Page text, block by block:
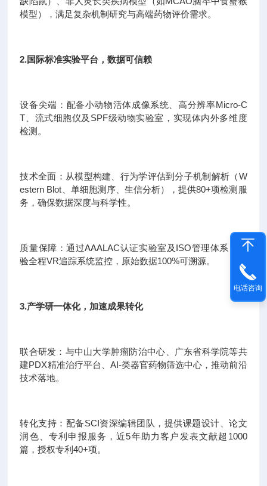
模型），满足复杂机制研究与高端药物评价需求。
2.国际标准实验平台，数据可信赖
设备尖端：配备小动物活体成像系统、高分辨率Micro-C
T、流式细胞仪及SPF级动物实验室，实现体内外多维度
检测。
技术全面：从模型构建、行为学评估到分子机制解析（W
estern Blot、单细胞测序、生信分析），提供80+项检测服
务，确保数据深度与科学性。
质量保障：通过AAALAC认证实验室及ISO管理体系，实
验全程VR追踪系统监控，原始数据100%可溯源。
3.产学研一体化，加速成果转化
联合研发：与中山大学肿瘤防治中心、广东省科学院等共
建PDX精准治疗平台、AI-类器官药物筛选中心，推动前沿
技术落地。
转化支持：配备SCI资深编辑团队，提供课题设计、论文
润色、专利申报服务，近5年助力客户发表文献超1000
篇，授权专利40+项。
电话咨询